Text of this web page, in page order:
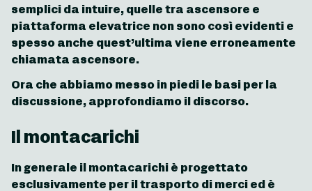
semplici da intuire, quelle tra ascensore e
piattaforma elevatrice non sono così evidenti e
spesso anche quest’ultima viene erroneamente
chiamata ascensore.
Ora che abbiamo messo in piedi le basi per la
discussione, approfondiamo il discorso.
Il montacarichi
In generale il montacarichi è progettato
esclusivamente per il trasporto di merci ed è